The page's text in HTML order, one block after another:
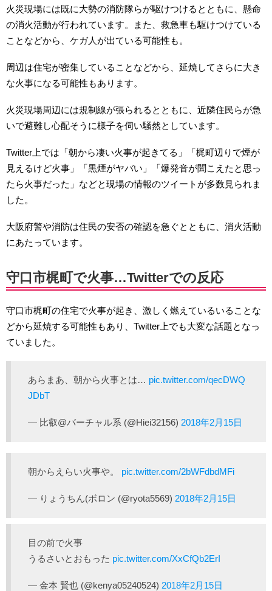
火災現場には既に大勢の消防隊らが駆けつけるとともに、懸命
の消火活動が行われています。また、救急車も駆けつけている
ことなどから、ケガ人が出ている可能性も。
周辺は住宅が密集していることなどから、延焼してさらに大き
な火事になる可能性もあります。
火災現場周辺には規制線が張られるとともに、近隣住民らが急
いで避難し心配そうに様子を伺い騒然としています。
Twitter上では「朝から凄い火事が起きてる」「梶町辺りで煙が
見えるけど火事」「黒煙がヤバい」「爆発音が聞こえたと思っ
たら火事だった」などと現場の情報のツイートが多数見られま
した。
大阪府警や消防は住民の安否の確認を急ぐとともに、消火活動
にあたっています。
守口市梶町で火事…Twitterでの反応
守口市梶町の住宅で火事が起き、激しく燃えているいることな
どから延焼する可能性もあり、Twitter上でも大変な話題となっ
ていました。
あらまあ、朝から火事とは… pic.twitter.com/qecDWQ
JDbT
— 比叡@バーチャル系 (@Hiei32156) 2018年2月15日
朝からえらい火事や。 pic.twitter.com/2bWFdbdMFi
— りょうちん(ボロン (@ryota5569) 2018年2月15日
目の前で火事
うるさいとおもった pic.twitter.com/XxCfQb2ErI
— 金本 賢也 (@kenya05240524) 2018年2月15日